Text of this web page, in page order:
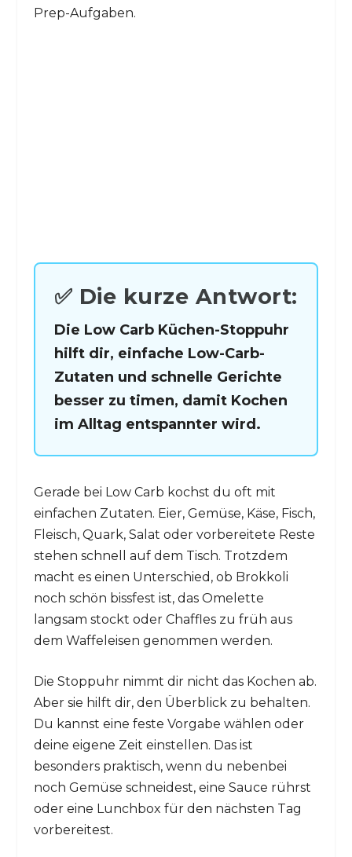
Prep-Aufgaben.
✅ Die kurze Antwort:
Die Low Carb Küchen-Stoppuhr
hilft dir, einfache Low-Carb-
Zutaten und schnelle Gerichte
besser zu timen, damit Kochen
im Alltag entspannter wird.
Gerade bei Low Carb kochst du oft mit
einfachen Zutaten. Eier, Gemüse, Käse, Fisch,
Fleisch, Quark, Salat oder vorbereitete Reste
stehen schnell auf dem Tisch. Trotzdem
macht es einen Unterschied, ob Brokkoli
noch schön bissfest ist, das Omelette
langsam stockt oder Chaffles zu früh aus
dem Waffeleisen genommen werden.
Die Stoppuhr nimmt dir nicht das Kochen ab.
Aber sie hilft dir, den Überblick zu behalten.
Du kannst eine feste Vorgabe wählen oder
deine eigene Zeit einstellen. Das ist
besonders praktisch, wenn du nebenbei
noch Gemüse schneidest, eine Sauce rührst
oder eine Lunchbox für den nächsten Tag
vorbereitest.